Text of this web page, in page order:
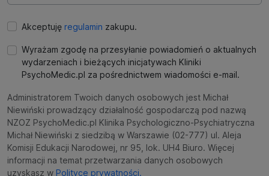
Akceptuję regulamin zakupu.
Wyrażam zgodę na przesyłanie powiadomień o aktualnych
wydarzeniach i bieżących inicjatywach Kliniki
PsychoMedic.pl za pośrednictwem wiadomości e-mail.
Administratorem Twoich danych osobowych jest Michał
Niewiński prowadzący działalność gospodarczą pod nazwą
NZOZ PsychoMedic.pl Klinika Psychologiczno-Psychiatryczna
Michał Niewiński z siedzibą w Warszawie (02-777) ul. Aleja
Komisji Edukacji Narodowej, nr 95, lok. UH4 Biuro. Więcej
informacji na temat przetwarzania danych osobowych
uzyskasz w Polityce prywatności.